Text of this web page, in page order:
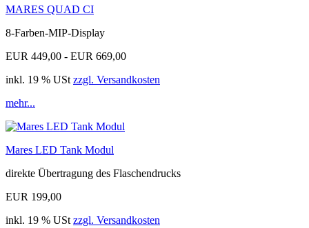
MARES QUAD CI
8-Farben-MIP-Display
EUR 449,00 - EUR 669,00
inkl. 19 % USt zzgl. Versandkosten
mehr...
Mares LED Tank Modul
direkte Übertragung des Flaschendrucks
EUR 199,00
inkl. 19 % USt zzgl. Versandkosten